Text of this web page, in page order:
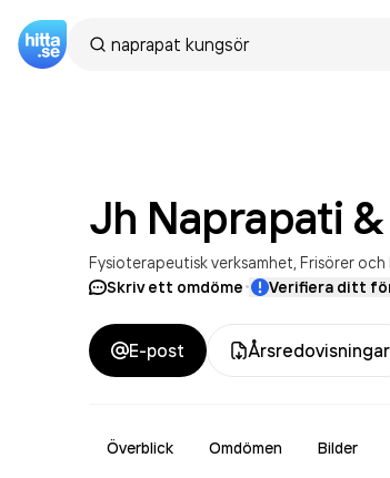
Jh Naprapati &
Fysioterapeutisk verksamhet Frisörer
Skriv ett omdöme· Verifiera ditt
E-post Årsredovisningar
Överblick Omdömen Bilder